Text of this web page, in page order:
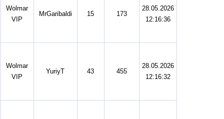
Wolmar
VIP
MrGaribaldi 15 173
28.05.2026
12:16:36
Wolmar
VIP
YuriyT 43 455
28.05.2026
12:16:32